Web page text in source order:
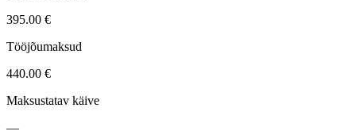
395.00 €
Tööjõumaksud
440.00 €
Maksustatav käive
—